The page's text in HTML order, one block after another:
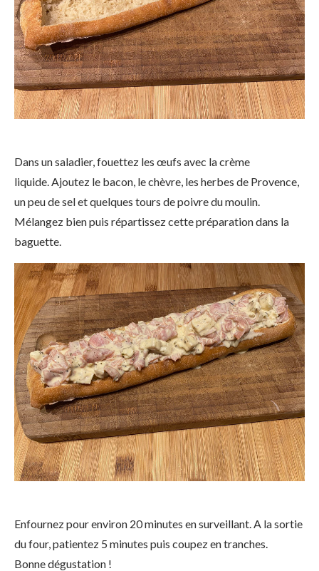
Dans un saladier, fouettez les œufs avec la crème
liquide. Ajoutez le bacon, le chèvre, les herbes de Provence,
un peu de sel et quelques tours de poivre du moulin.
Mélangez bien puis répartissez cette préparation dans la
baguette.
Enfournez pour environ 20 minutes en surveillant. A la sortie
du four, patientez 5 minutes puis coupez en tranches.
Bonne dégustation !